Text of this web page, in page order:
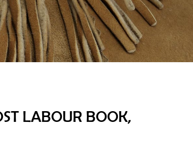
LABOUR BOOK,